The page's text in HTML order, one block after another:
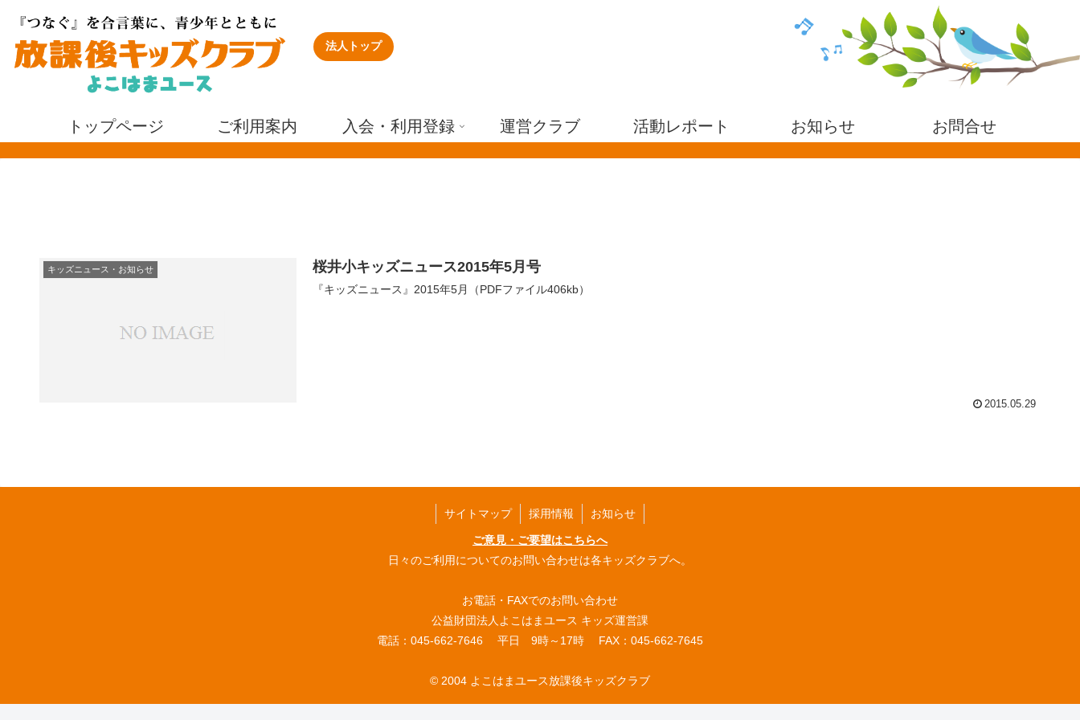
法人トップ
トップページ ご利用案内 入会・利用登録 運営クラブ 活動レポート お知らせ お問合せ
キッズニュース・お知らせ 桜井小キッズニュース2015年5月号
『キッズニュース』2015年5月（PDFファイル406kb）
2015.05.29
サイトマップ 採用情報 お知らせ
ご意見・ご要望はこちらへ
日々のご利用についてのお問い合わせは各キッズクラブへ。
お電話・FAXでのお問い合わせ
公益財団法人よこはまユース キッズ運営課
電話：045-662-7646 平日 9時～17時 FAX：045-662-7645
© 2004 よこはまユース放課後キッズクラブ